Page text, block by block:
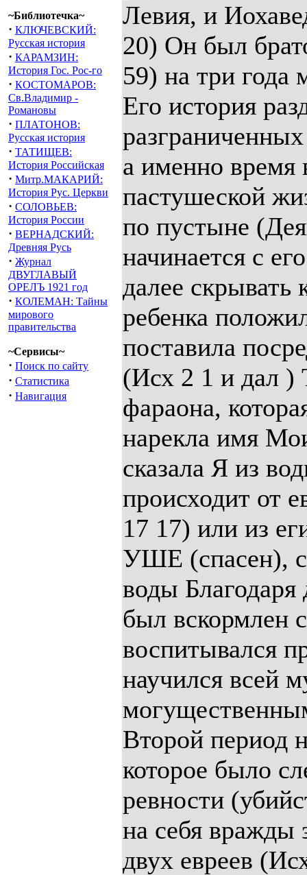
~Библиотечка~
· КЛЮЧЕВСКИЙ:
Русская история
· КАРАМЗИН:
История Гос. Рос-го
· КОСТОМАРОВ:
Св.Владимир -
Романовы
· ПЛАТОНОВ:
Русская история
· ТАТИЩЕВ:
История Российская
· Митр.МАКАРИЙ:
История Рус. Церкви
· СОЛОВЬЕВ:
История России
· ВЕРНАДСКИЙ:
Древняя Русь
· Журнал
ДВУГЛАВЫЙ
ОРЕЛЪ 1921 год
· КОЛЕМАН: Тайны
мирового
правительства
~Сервисы~
· Поиск по сайту
· Статистика
· Навигация
Левия, и
20) Он был
59) на три года
Его история
а именно время
пастушеской
по пустыне
начинается с
далее скрывать
ребенка
поставила
(Исх 2 1 и дал )
фараона,
нарекла имя
сказала Я из
происходит от
17 17) или из
УШЕ (спасен),
воды
был вскормлен
воспитывался
научился всей
Второй период
которое было
ревности
на себя вражды
двух евреев